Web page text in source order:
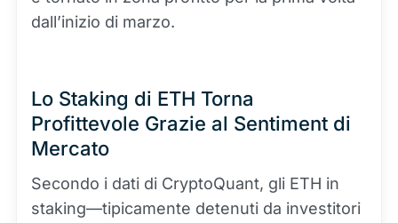
dall’inizio di marzo.
Lo Staking di ETH Torna
Profittevole Grazie al Sentiment di
Mercato
Secondo i dati di CryptoQuant, gli ETH in
staking—tipicamente detenuti da investitori